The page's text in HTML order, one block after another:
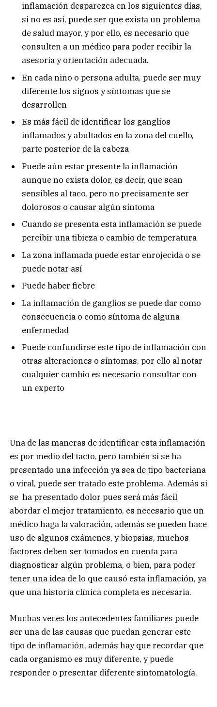
inflamación desparezca en los siguientes días,
si no es así, puede ser que exista un problema
de salud mayor, y por ello, es necesario que
consulten a un médico para poder recibir la
asesoría y orientación adecuada.
En cada niño o persona adulta, puede ser muy
diferente los signos y síntomas que se
desarrollen
Es más fácil de identificar los ganglios
inflamados y abultados en la zona del cuello,
parte posterior de la cabeza
Puede aún estar presente la inflamación
aunque no exista dolor, es decir, que sean
sensibles al taco, pero no precisamente ser
dolorosos o causar algún síntoma
Cuando se presenta esta inflamación se puede
percibir una tibieza o cambio de temperatura
La zona inflamada puede estar enrojecida o se
puede notar así
Puede haber fiebre
La inflamación de ganglios se puede dar como
consecuencia o como síntoma de alguna
enfermedad
Puede confundirse este tipo de inflamación con
otras alteraciones o síntomas, por ello al notar
cualquier cambio es necesario consultar con
un experto
Una de las maneras de identificar esta inflamación
es por medio del tacto, pero también si se ha
presentado una infección ya sea de tipo bacteriana
o viral, puede ser tratado este problema. Además si
se ha presentado dolor pues será más fácil
abordar el mejor tratamiento, es necesario que un
médico haga la valoración, además se pueden hace
uso de algunos exámenes, y biopsias, muchos
factores deben ser tomados en cuenta para
diagnosticar algún problema, o bien, para poder
tener una idea de lo que causó esta inflamación, ya
que una historia clínica completa es necesaria.
Muchas veces los antecedentes familiares puede
ser una de las causas que puedan generar este
tipo de inflamación, además hay que recordar que
cada organismo es muy diferente, y puede
responder o presentar diferente sintomatología.